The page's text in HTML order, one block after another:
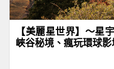
【美麗星世界】～星
峽谷秘境、瘋玩環球